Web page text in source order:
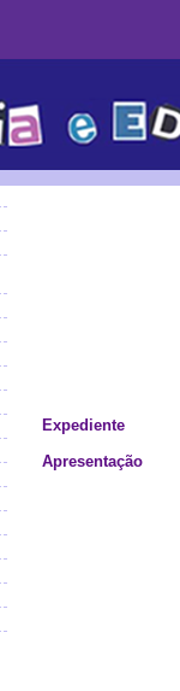
Expediente
Apresentação